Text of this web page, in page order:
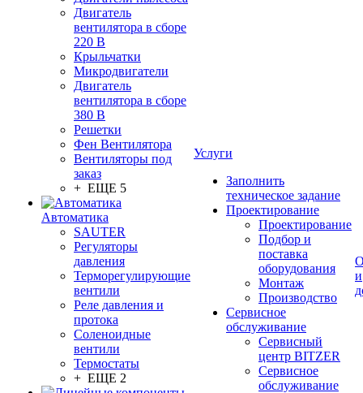
Двигатель
вентилятора в сборе
220 В
Крыльчатки
Микродвигатели
Двигатель
вентилятора в сборе
380 В
Решетки
Фен Вентилятора
Вентиляторы под
заказ
+ ЕЩЕ 5
Автоматика
SAUTER
Регуляторы
давления
Терморегулирующие
вентили
Реле давления и
протока
Соленоидные
вентили
Термостаты
+ ЕЩЕ 2
Услуги
Заполнить
техническое задание
Проектирование
Проектирование
Подбор и
поставка
оборудования
Монтаж
Производство
Сервисное
обслуживание
Сервисный
центр BITZER
Сервисное
обслуживание
и